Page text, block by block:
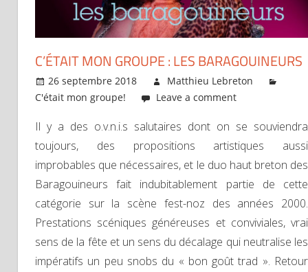
C’ÉTAIT MON GROUPE : LES BARAGOUINEURS
26 septembre 2018
Matthieu Lebreton
C'était mon groupe!
Leave a comment
Il y a des o.v.n.i.s salutaires dont on se souviendra
toujours, des propositions artistiques aussi
improbables que nécessaires, et le duo haut breton des
Baragouineurs fait indubitablement partie de cette
catégorie sur la scène fest-noz des années 2000.
Prestations scéniques généreuses et conviviales, vrai
sens de la fête et un sens du décalage qui neutralise les
impératifs un peu snobs du « bon goût trad ». Retour